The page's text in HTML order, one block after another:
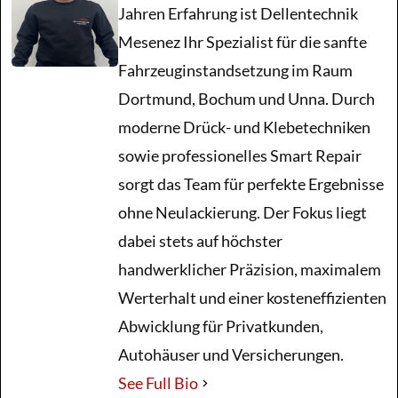
Kratzer
Jahren Erfahrung ist Dellentechnik
Mesenez Ihr Spezialist für die sanfte
Fahrzeuginstandsetzung im Raum
Dortmund, Bochum und Unna. Durch
moderne Drück- und Klebetechniken
sowie professionelles Smart Repair
sorgt das Team für perfekte Ergebnisse
ohne Neulackierung. Der Fokus liegt
dabei stets auf höchster
handwerklicher Präzision, maximalem
Werterhalt und einer kosteneffizienten
Abwicklung für Privatkunden,
Autohäuser und Versicherungen.
See Full Bio